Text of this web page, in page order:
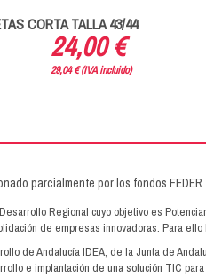
CORTA TALLA 43/44
24,00 €
29,04 € (IVA incluido)
Regional cuyo objetivo es
de empresas innovadoras. Para
de Andalucía IDEA, de la Junta de
e implantación de una solución TIC